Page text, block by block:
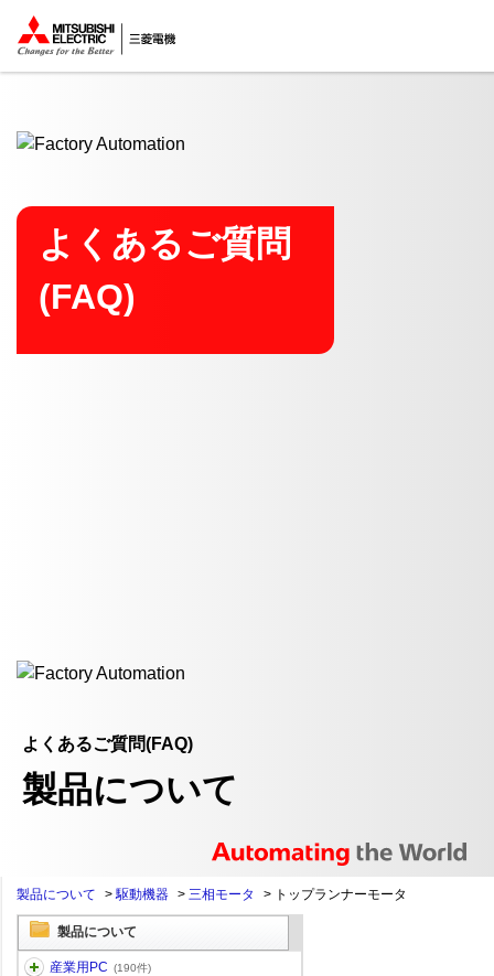
ここから本文
よくあるご質問
(FAQ)
よくあるご質問(FAQ)
製品について
製品について >駆動機器 > 三相モータ > トップランナーモータ
製品について
産業用PC (190件)